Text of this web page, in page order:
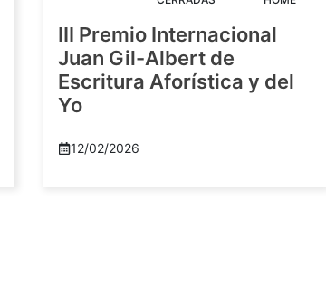
III Premio Internacional
Juan Gil-Albert de
Escritura Aforística y del
Yo
12/02/2026